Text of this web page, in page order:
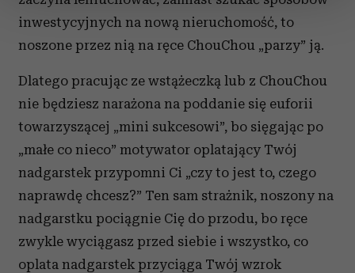
zmienić lub wycofać swoją zgodę w dowolnej chwili.
Wykorzystujemy pliki cookie do spersonalizowania treści
i reklam, aby oferować funkcje społecznościowe i
analizować ruch w naszej witrynie. Informacje o tym, jak
korzystasz z naszej witryny, udostępniamy partnerom
społecznościowym, reklamowym i analitycznym.
Partnerzy mogą połączyć te informacje z innymi danymi
otrzymanymi od Ciebie lub uzyskanymi podczas
korzystania z ich usług.
inwestycyjnych na nową nieruchomość, to
noszone przez nią na ręce ChouChou „parzy” ją.
Dlatego pracując ze wstążeczką lub z ChouChou
nie będziesz narażona na poddanie się euforii
towarzyszącej „mini sukcesowi”, bo sięgając po
„małe co nieco” motywator oplatający Twój
nadgarstek przypomni Ci „czy to jest to, czego
naprawdę chcesz?” Ten sam strażnik, noszony na
nadgarstku pociągnie Cię do przodu, bo ręce
zwykle wyciągasz przed siebie i wszystko, co
oplata nadgarstek przyciąga Twój wzrok